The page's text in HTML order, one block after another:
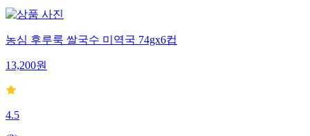
농심 후루룩 쌀국수 미역국 74gx6컵
13,200원
4.5